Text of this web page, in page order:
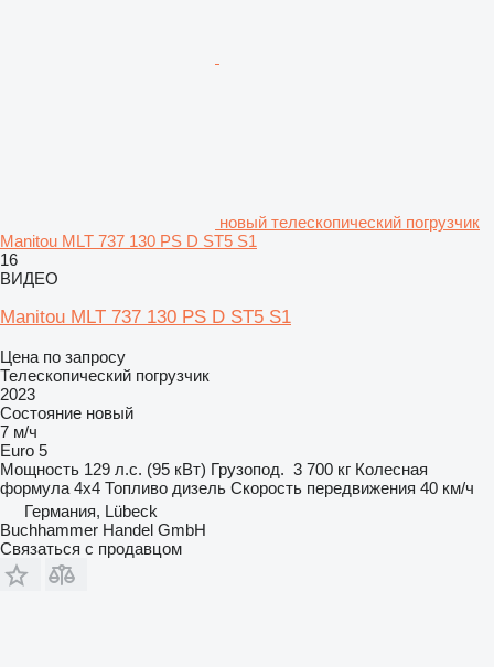
новый телескопический погрузчик
Manitou MLT 737 130 PS D ST5 S1
16
ВИДЕО
Manitou MLT 737 130 PS D ST5 S1
Цена по запросу
Телескопический погрузчик
2023
Состояние новый
7 м/ч
Euro 5
Мощность 129 л.с. (95 кВт) Грузопод. 3 700 кг Колесная
формула 4x4 Топливо дизель Скорость передвижения 40 км/ч
Германия, Lübeck
Buchhammer Handel GmbH
Связаться с продавцом